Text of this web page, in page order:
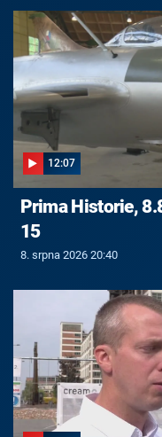
12:07
Prima Historie,
15
8. srpna 2026 20:40